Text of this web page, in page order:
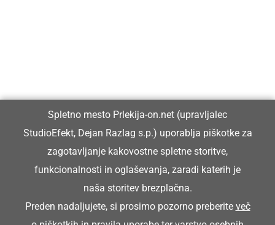
Glavni in odgovorni urednik:
Dejan Razlag
info@prlekija-on.net
Spletno mesto Prlekija-on.net (upravljalec
StudioEfekt, Dejan Razlag s.p.) uporablja piškotke za
zagotavljanje kakovostne spletne storitve,
funkcionalnosti in oglaševanja, zaradi katerih je
naša storitev brezplačna.
Preden nadaljujete, si prosimo pozorno preberite več